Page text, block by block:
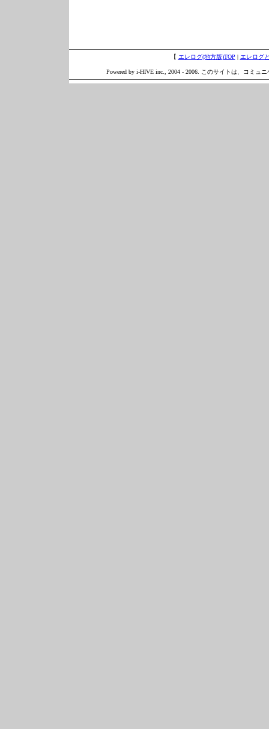
【 エレログ(地方版)TOP | エレログ
Powered by i-HIVE inc., 2004 - 2006. このサイトは、コミュ